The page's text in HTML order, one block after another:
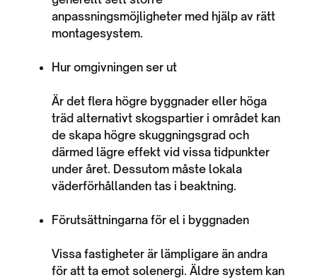
anpassningsmöjligheter med hjälp av rätt
montagesystem.
Hur omgivningen ser ut
Är det flera högre byggnader eller höga
träd alternativt skogspartier i området kan
de skapa högre skuggningsgrad och
därmed lägre effekt vid vissa tidpunkter
under året. Dessutom måste lokala
väderförhållanden tas i beaktning.
Förutsättningarna för el i byggnaden
Vissa fastigheter är lämpligare än andra
för att ta emot solenergi. Äldre system kan